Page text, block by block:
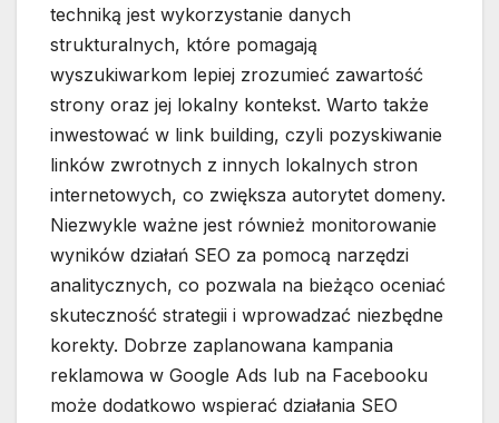
techniką jest wykorzystanie danych
strukturalnych, które pomagają
wyszukiwarkom lepiej zrozumieć zawartość
strony oraz jej lokalny kontekst. Warto także
inwestować w link building, czyli pozyskiwanie
linków zwrotnych z innych lokalnych stron
internetowych, co zwiększa autorytet domeny.
Niezwykle ważne jest również monitorowanie
wyników działań SEO za pomocą narzędzi
analitycznych, co pozwala na bieżąco oceniać
skuteczność strategii i wprowadzać niezbędne
korekty. Dobrze zaplanowana kampania
reklamowa w Google Ads lub na Facebooku
może dodatkowo wspierać działania SEO